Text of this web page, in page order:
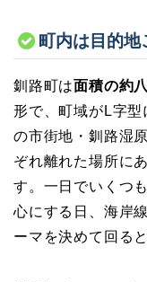
町内は目的地
釧路町は面積の約
形で、町域がL字
の市街地・釧路湿
ぞれ離れた場所に
す。一日でいくつ
心にする日、海岸
ーマを決めて回る